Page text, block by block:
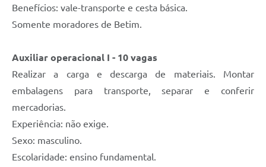
Benefícios: vale-transporte e cesta básica.
Somente moradores de Betim.
Auxiliar operacional I - 10 vagas
Realizar a carga e descarga de materiais. Montar
embalagens para transporte, separar e conferir
mercadorias.
Experiência: não exige.
Sexo: masculino.
Escolaridade: ensino fundamental.